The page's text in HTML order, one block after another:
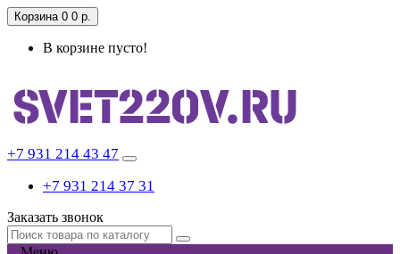
Корзина 0 0 р.
В корзине пусто!
+7 931 214 43 47
+7 931 214 37 31
Заказать звонок